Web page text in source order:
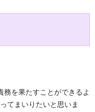
を果たすことができるよ
てまいりたいと思いま